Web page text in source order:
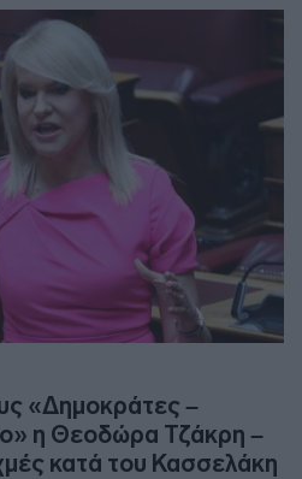
«Δημοκράτες –
η Θεοδώρα Τζάκρη –
κατά του Κασσελάκη